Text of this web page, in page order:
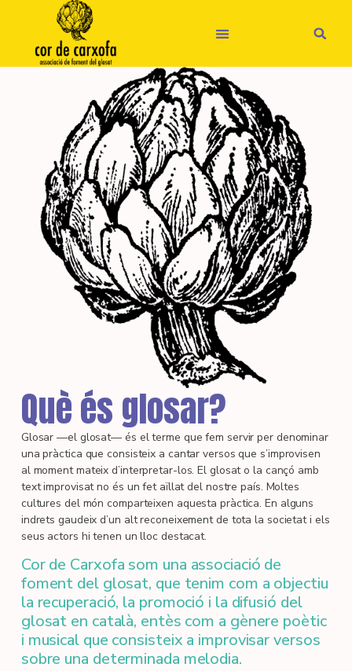
Què és glosar?
Glosar —el glosat— és el terme que fem servir per denominar
una pràctica que consisteix a cantar versos que s’improvisen
al moment mateix d’interpretar-los. El glosat o la cançó amb
text improvisat no és un fet aïllat del nostre país. Moltes
cultures del món comparteixen aquesta pràctica. En alguns
indrets gaudeix d’un alt reconeixement de tota la societat i els
seus actors hi tenen un lloc destacat.
Cor de Carxofa som una associació de
foment del glosat, que tenim com a objectiu
la recuperació, la promoció i la difusió del
glosat en català, entès com a gènere poètic
i musical que consisteix a improvisar versos
sobre una determinada melodia.